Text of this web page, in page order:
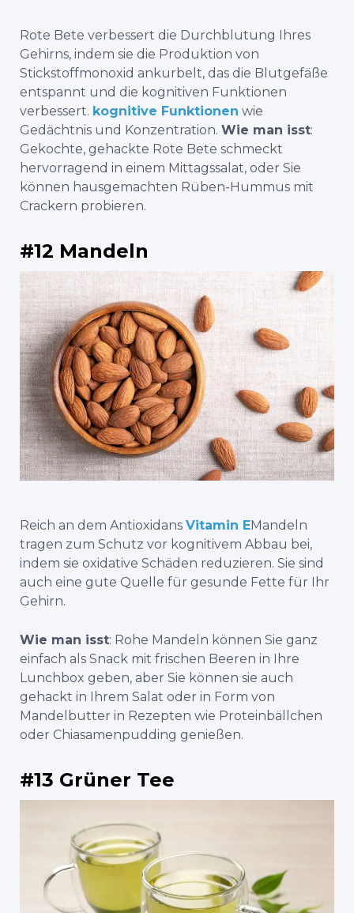
Rote Bete verbessert die Durchblutung Ihres
Gehirns, indem sie die Produktion von
Stickstoffmonoxid ankurbelt, das die Blutgefäße
entspannt und die kognitiven Funktionen
verbessert. kognitive Funktionen wie
Gedächtnis und Konzentration. Wie man isst:
Gekochte, gehackte Rote Bete schmeckt
hervorragend in einem Mittagssalat, oder Sie
können hausgemachten Rüben-Hummus mit
Crackern probieren.
#12 Mandeln
Reich an dem Antioxidans Vitamin EMandeln
tragen zum Schutz vor kognitivem Abbau bei,
indem sie oxidative Schäden reduzieren. Sie sind
auch eine gute Quelle für gesunde Fette für Ihr
Gehirn.
Wie man isst: Rohe Mandeln können Sie ganz
einfach als Snack mit frischen Beeren in Ihre
Lunchbox geben, aber Sie können sie auch
gehackt in Ihrem Salat oder in Form von
Mandelbutter in Rezepten wie Proteinbällchen
oder Chiasamenpudding genießen.
#13 Grüner Tee